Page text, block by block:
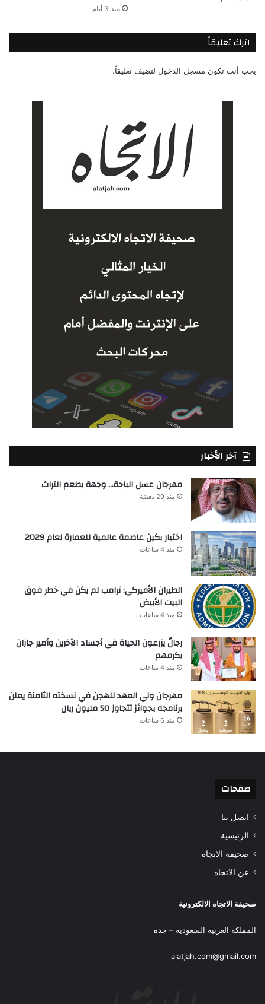
منذ 3 أيام
اترك تعليقاً
يجب أنت تكون مسجل الدخول لتضيف تعليقاً.
آخر الأخبار
مهرجان عسل الباحة… وجهة بطعم التراث
منذ 29 دقيقة
اختيار بكين عاصمة عالمية للعمارة لعام 2029
منذ 4 ساعات
الطيران الأميركي: ترامب لم يكن في خطر فوق
البيت الأبيض
منذ 4 ساعات
رجالٌ يزرعون الحياة في أجساد الآخرين وأمير جازان
يكرمهم
منذ 4 ساعات
مهرجان ولي العهد للهجن في نسخته الثامنة يعلن
برنامجه بجوائز تتجاوز 50 مليون ريال
منذ 6 ساعات
صفحات
اتصل بنا
الرئيسية
صحيفة الاتجاه
عن الاتجاه
صحيفة الاتجاه الالكترونية
المملكة العربية السعودية – جدة
alatjah.com@gmail.com